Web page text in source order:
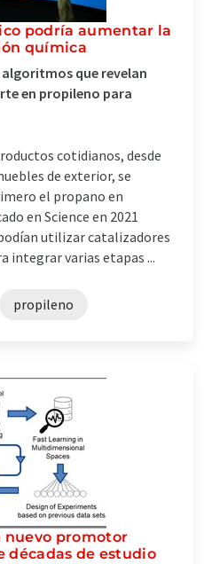
podría aumentar la
química
que revelan
en propileno para
cotidianos, desde
de exterior, se
el propano en
en Science en 2021
utilizar catalizadores
integrar varias etapas ...
propileno
nuevo promotor
décadas de estudio